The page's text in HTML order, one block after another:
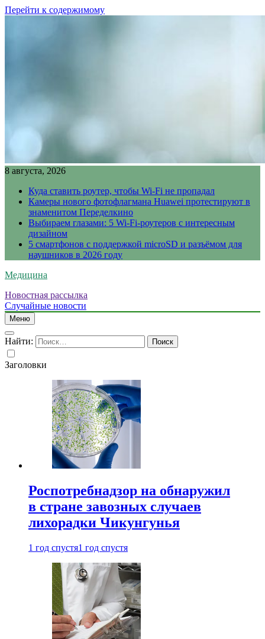
Перейти к содержимому
8 августа, 2026
Куда ставить роутер, чтобы Wi-Fi не пропадал
Камеры нового фотофлагмана Huawei протестируют в
знаменитом Переделкино
Выбираем глазами: 5 Wi-Fi-роутеров с интересным
дизайном
5 смартфонов с поддержкой microSD и разъёмом для
наушников в 2026 году
Медицина
Новостная рассылка
Случайные новости
Меню
Найти:
Заголовки
Роспотребнадзор на обнаружил
в стране завозных случаев
лихорадки Чикунгунья
1 год спустя1 год спустя